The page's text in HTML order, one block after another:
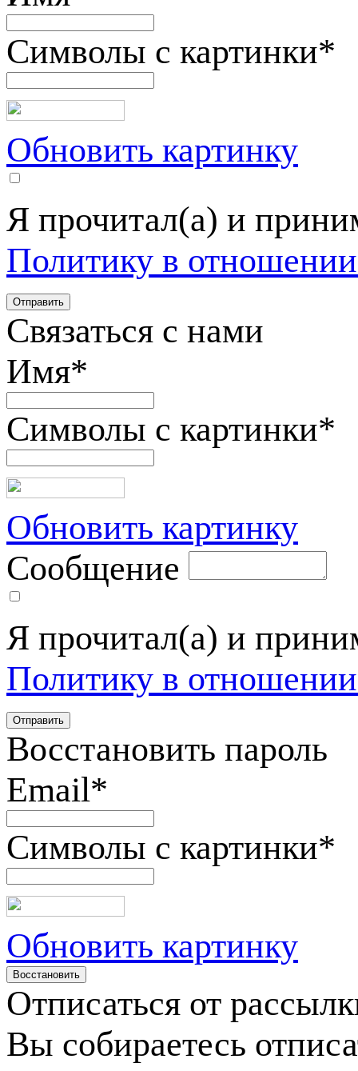
Символы с картинки*
Обновить картинку
Я прочитал(а) и
Политику в
Связаться с нами
Имя*
Символы с картинки*
Обновить картинку
Сообщение
Я прочитал(а) и
Политику в
Восстановить пароль
Email*
Символы с картинки*
Обновить картинку
Отписаться от
Вы собираетесь